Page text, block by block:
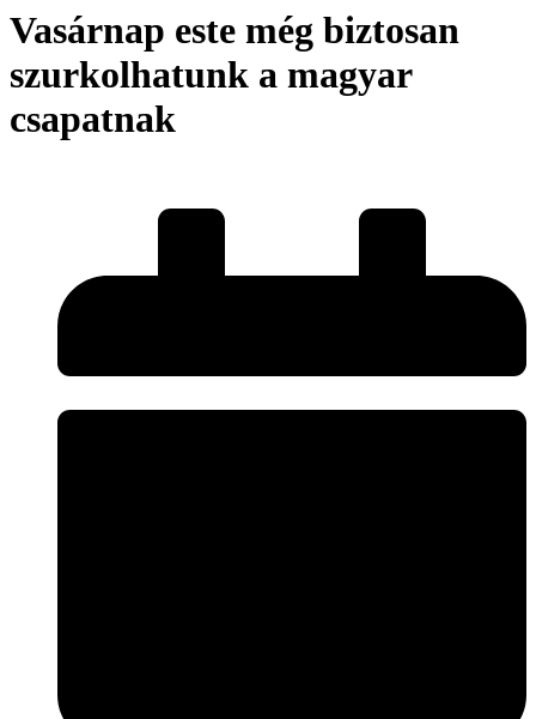
Vasárnap este még biztosan
szurkolhatunk a magyar
csapatnak